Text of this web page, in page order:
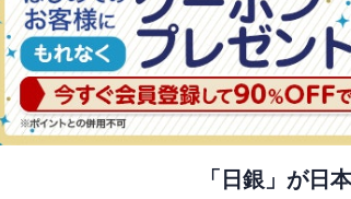
「日銀」が日